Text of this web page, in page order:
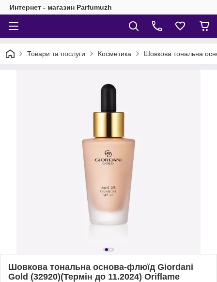
Интернет - магазин Parfumuzh
Товари та послуги Косметика Шовкова тональна
Шовкова тональна основа-флюїд Giordani
Gold (32920)(Термін до 11.2024) Oriflame